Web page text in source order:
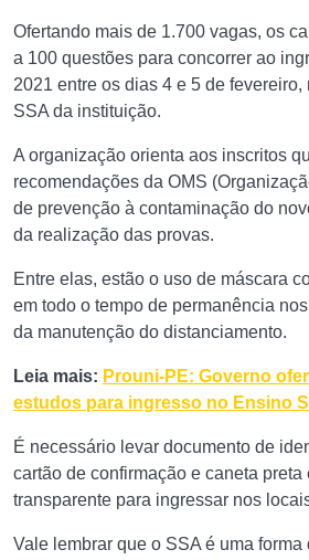
Ofertando mais de 1.700 vagas, os
a 100 questões para concorrer ao
2021 entre os dias 4 e 5 de
SSA da instituição.
A organização orienta aos inscritos
recomendações da OMS
de prevenção à contaminação do
da realização das provas.
Entre elas, estão o uso de máscara
em todo o tempo de permanência
da manutenção do distanciamento.
Leia mais: Prouni-PE: Governo
estudos para ingresso no Ensino
É necessário levar documento de
cartão de confirmação e caneta preta
transparente para ingressar nos
Vale lembrar que o SSA é uma